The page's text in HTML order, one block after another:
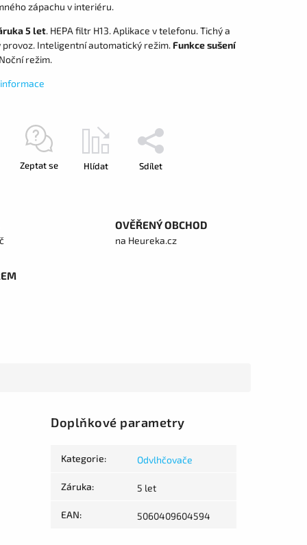
zápachu v interiéru.
5 let. HEPA filtr H13. Aplikace v telefonu. Tichý a
provoz. Inteligentní automatický režim. Funkce sušení
režim.
Zeptat se Hlídat Sdílet
OVĚŘENÝ OBCHOD
na Heureka.cz
Doplňkové parametry
Kategorie: Odvlhčovače
Záruka: 5 let
EAN: 5060409604594